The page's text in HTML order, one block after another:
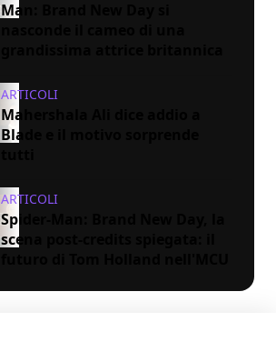
Man: Brand New Day si
ARTICOLI
Mahershala Ali dice addio a
Blade e il motivo sorprende
ARTICOLI
Spider-Man: Brand New Day, la
scena post-credits spiegata: il